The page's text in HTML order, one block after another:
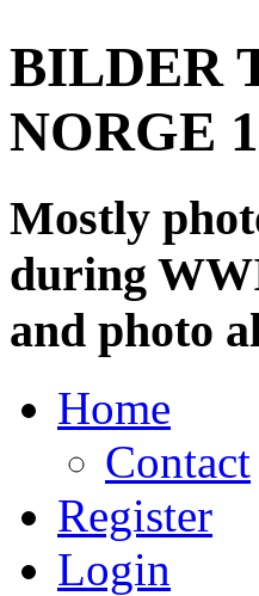
BILDER
NORGE
Mostly
during
and photo
Home
Contact
Register
Login